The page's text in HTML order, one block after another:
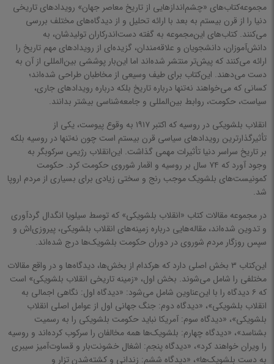
مقاله
اقتصاد، مدیریت و بازرگانی
بهداشت و سلامت
تاریخ
تاریخ، روایات، متون و مستندات ایران
تاریخ، روایات، متون و مستندات جهان
سفرنامه‌، سرگذشتنامه، مصاحبه و بزرگداشت
تاریخ ادیان
تاریخ هنر
تغذیه و آشپزی
فرهنگ و دایرة المعارف و لغت نامه و مرجع
مکاتب و ادیان
آئین و مکاتب شرقی
آئین و مکاتب غــربی
مجموعه‌کتاب‌های «چشم‌اندازهایی از تاریخ معاصر جهان» رویدادهای تاریخی
دنیا را از قرن بیستم به بعد با ارائه تحلیل و از دیدگاه‌های مختلف بررسی
می‌کنند. کتاب‌های این‌مجموعه به گفته دست‌اندرکاران تولیدشان، به
دانش‌آموزان، دانشجویان و علاقه‌مندان، گزیده‌ای از رویدادهای مهم تاریخ را
ارائه می‌کنند که پیش‌تر منتشر شده‌اند اما این‌بار پوششی بین‌المللی از آن به
دست می‌دهند. این‌کتاب برای طیف وسیعی از مخاطبان طراحی شده‌اند؛
کسانی که می‌خواهند نه‌تنها درباره تاریخ بلکه درباره رویدادهای جاری،
سیاست، حکومت، روابط بین‌المللی و جامعه‌شناسی بیشتر بدانند.
انقلاب بلشویکی در روسیه که اکتبر ۱۹۱۷ به وقوع پیوست، یکی از
تأثیرگذارترین رویدادهای سیاسی قرن بیستم است چون نه‌تنها در روسیه بلکه
بر تاریخ سراسر دنیا تأثیرات مهمی گذاشت. این‌انقلاب رژیمی سرکوبگر به
وجود آورد که ۷۴ سال بر روسیه و اقمار شوروی حکومت کرد. حکومت
کمونیست‌های بلشویک موجب رنج و سختی زیادی برای بسیاری از مردم اروپا
شد.
در مجموعه مقالات کتاب «انقلاب بلشویکی» که توسط سیلویا انگدال گردآوری
و تدوین شده‌اند، مقاله‌هایی درباره زمینه‌های انقلاب بلشویکی، پیروزی‌اش و
سپس روزگار مردم شوروی در دوران حکومت بلشویک‌ها درج شده‌اند.
این‌کتاب ۳ بخش اصلی دارد که هرکدام از بخش‌ها، دیدگاه‌ها و در واقع مقالات
مختلفی را شامل می‌شوند. بخش اول، «زمینه تاریخی انقلاب بلشویکی» است
که ۶ دیدگاه را با این‌عناوین شامل می‌شود: «دیدگاه اول: نگاهی اجمالی به
انقلاب بلشویکی»، «دیدگاه دوم: جنگ جهانی اول از عوامل اصلی انقلاب
بلشویکی»، «دیدگاه سوم: آمریکا نباید حکومت بلشویکی را به رسمیت
بشناسد»، «دیدگاه چهارم:‌ بلشویک‌ها همه مخالفان را سرکوب کرده‌اند و روسیه
را ویران خواهند کرد»، «دیدگاه پنجم: اشغال خشونت‌بار و قساوت‌آمیز سیبری
به دست بلشویک‌ها»، «دیدگاه ششم:‌ زندانی و کشته‌شدن تزار و